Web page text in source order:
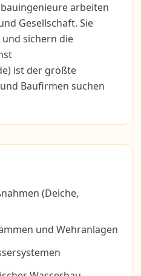
arbeiten
Gesellschaft. Sie
sichern die
ist der größte
Baufirmen suchen
(Deiche,
und Wehranlagen